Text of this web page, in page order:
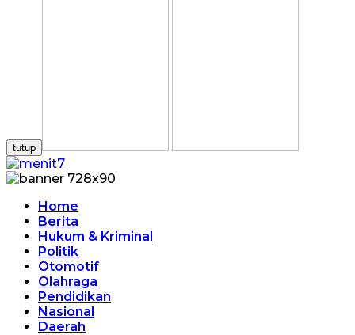
tutup
Home
Berita
Hukum & Kriminal
Politik
Otomotif
Olahraga
Pendidikan
Nasional
Daerah